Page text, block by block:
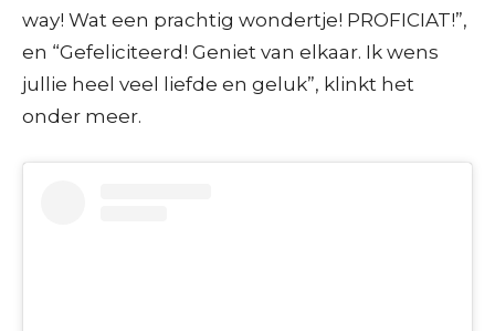
way! Wat een prachtig wondertje! PROFICIAT!”,
en “Gefeliciteerd! Geniet van elkaar. Ik wens
jullie heel veel liefde en geluk”, klinkt het
onder meer.